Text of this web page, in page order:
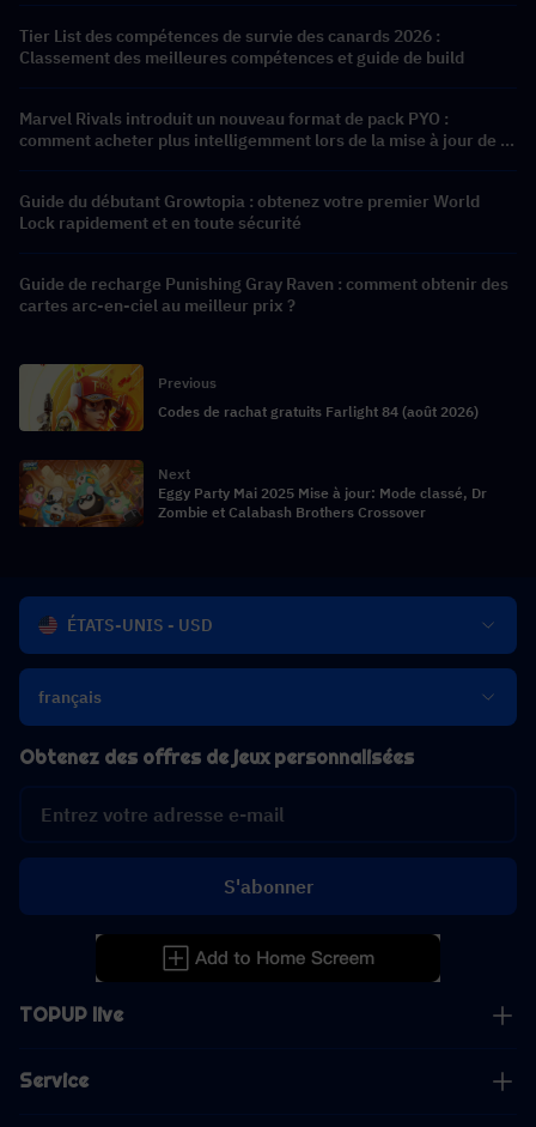
Tier List des compétences de survie des canards 2026 :
Classement des meilleures compétences et guide de build
Marvel Rivals introduit un nouveau format de pack PYO :
comment acheter plus intelligemment lors de la mise à jour de la
Guide du débutant Growtopia : obtenez votre premier World
Lock rapidement et en toute sécurité
Guide de recharge Punishing Gray Raven : comment obtenir des
cartes arc-en-ciel au meilleur prix ?
Previous
Codes de rachat gratuits Farlight 84 (août 2026)
Next
Eggy Party Mai 2025 Mise à jour: Mode classé, Dr
Zombie et Calabash Brothers Crossover
ÉTATS-UNIS - USD
français
TOPUP live
Service
Obtenez des offres de jeux personnalisées
S'abonner